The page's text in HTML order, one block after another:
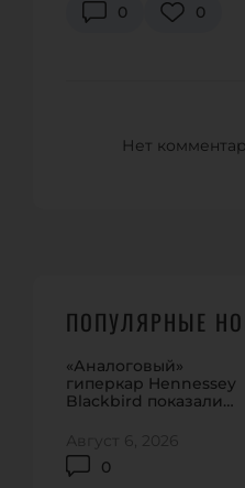
0 0
Нет
ПОПУЛЯРНЫЕ
«Аналоговый»
гиперкар Hennessey
Blackbird показали
0
Август 6, 2026